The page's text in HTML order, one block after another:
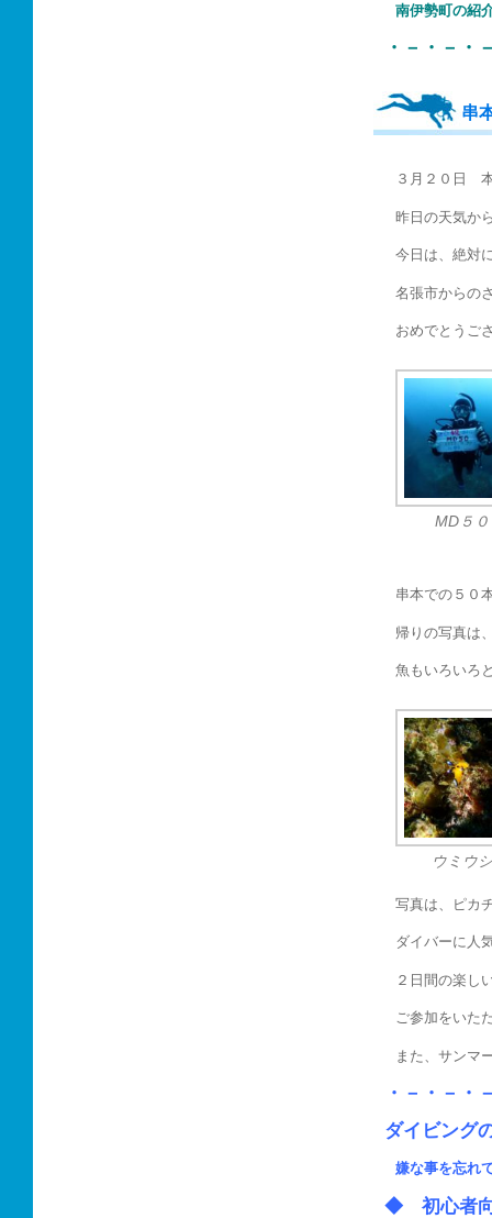
南伊勢町
・－・－・
串
３月２０日
昨日の天気か
今日は、絶対
名張市からの
おめでとうご
MD５０
串本での５０
帰りの写真は
魚もいろいろ
ウミウシ
写真は、ピカ
ダイバーに人
２日間の楽し
ご参加をいた
また、サンマ
・－・－・
ダイビング
嫌な事を忘れ
◆ 初心